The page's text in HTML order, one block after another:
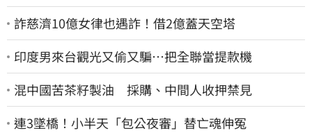
詐慈濟10億女律也遇詐！借2億蓋天空塔
印度男來台觀光又偷又騙…把全聯當提款機
混中國苦茶籽製油 採購、中間人收押禁見
連3墜橋！小半天「包公夜審」替亡魂伸冤